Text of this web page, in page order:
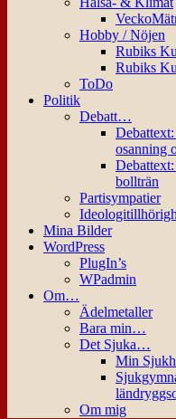
Hobby / Nöjen
Rubiks
Rubiks
ToDo
Politik
Debatt…
osanning
bollträn
Partisympatier
Mina Bilder
WordPress
PlugIn’s
WPadmin
Om…
Ädelmetaller
Bara min…
Det Sjuka…
Min
Om mig